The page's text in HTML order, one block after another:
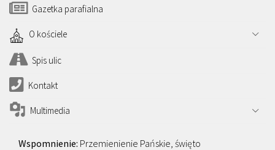
Gazetka parafialna
O kościele
Spis ulic
Kontakt
Multimedia
Przemienienie Pańskie, święto